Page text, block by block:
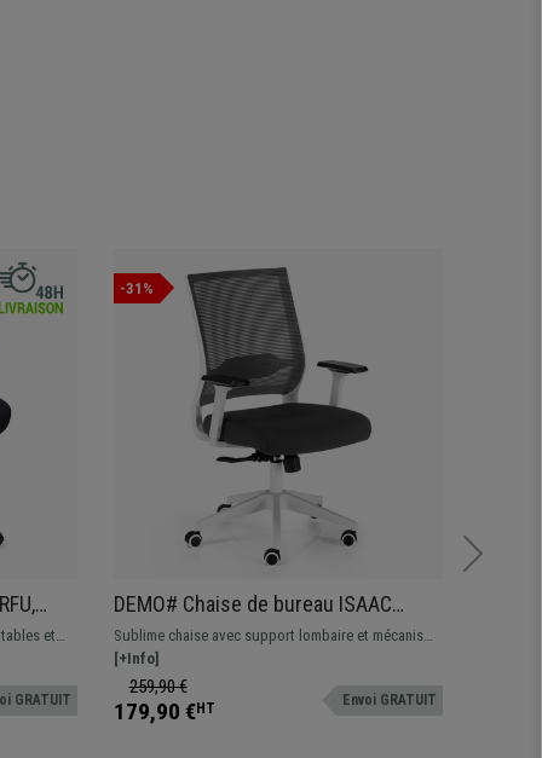
et
GRATUIT
-31%
DEMO# Chaise de bureau ISAAC
WHITE, Support lombaire, Mécanisme
Synchrone, Noir
Sublime chaise avec support lombaire et mécanisme
synchrone. Fabriquée avec des matériaux
respirables et de grande qualité et résistance
[+Info]
259,90 €
179,90 €HT Envoi GRATUIT